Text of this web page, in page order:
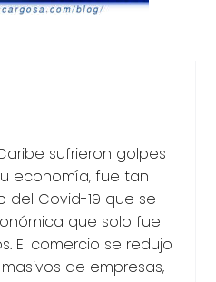
sufrieron golpes
economía, fue tan
del Covid-19 que se
que solo fue
El comercio se redujo
de empresas,